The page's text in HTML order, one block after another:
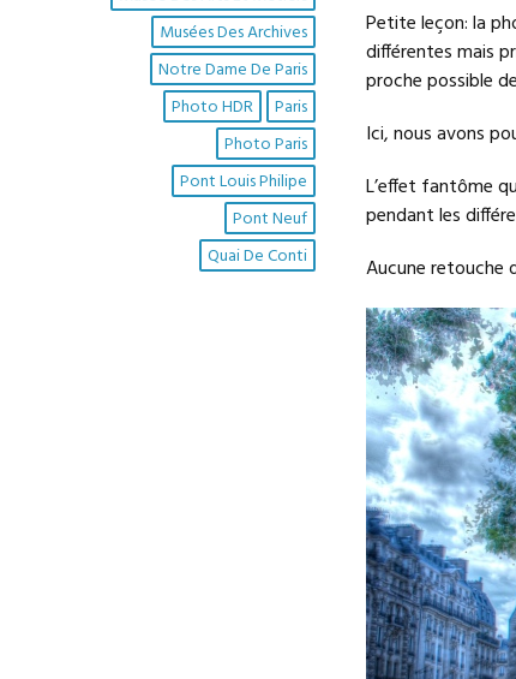
Musées Des Archives
Notre Dame De Paris
Paris
Photo HDR
Photo Paris
Pont Louis Philipe
Pont Neuf
Quai De Conti
Petite leçon: la
différentes mais
proche possible
Ici, nous avons
L’effet fantôme
pendant les
Aucune retouche